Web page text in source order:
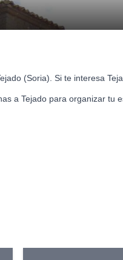
(Soria). Si te interesa
a Tejado para organizar tu